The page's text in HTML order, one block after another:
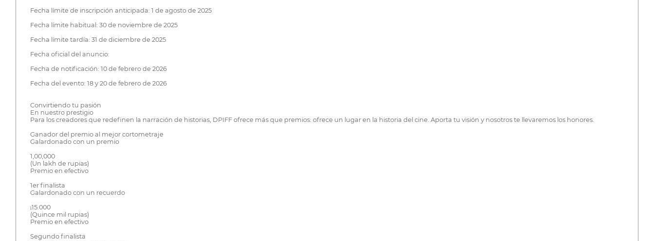
Fecha límite de inscripción anticipada: 1 de agosto de 2025
Fecha límite habitual: 30 de noviembre de 2025
Fecha límite tardía: 31 de diciembre de 2025
Fecha oficial del anuncio:
Fecha de notificación: 10 de febrero de 2026
Fecha del evento: 18 y 20 de febrero de 2026
Convirtiendo tu pasión
En nuestro prestigio
Para los creadores que redefinen la narración de historias, DPIFF ofrece más que premios: ofrece un lugar en la historia del cine. Aporta tu visión y nosotros te llevaremos los honores.
Ganador del premio al mejor cortometraje
Galardonado con un premio
1,00,000
(Un lakh de rupias)
Premio en efectivo
1er finalista
Galardonado con un recuerdo
¡15.000
(Quince mil rupias)
Premio en efectivo
Segundo finalista